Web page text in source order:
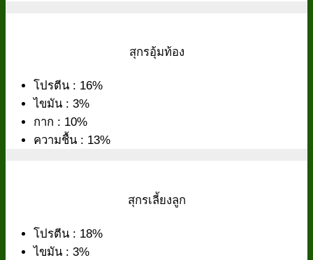
สุกรอุ้มท้อง
โปรตีน : 16%
ไขมัน : 3%
กาก : 10%
ความชื้น : 13%
สุกรเลี้ยงลูก
โปรตีน : 18%
ไขมัน : 3%